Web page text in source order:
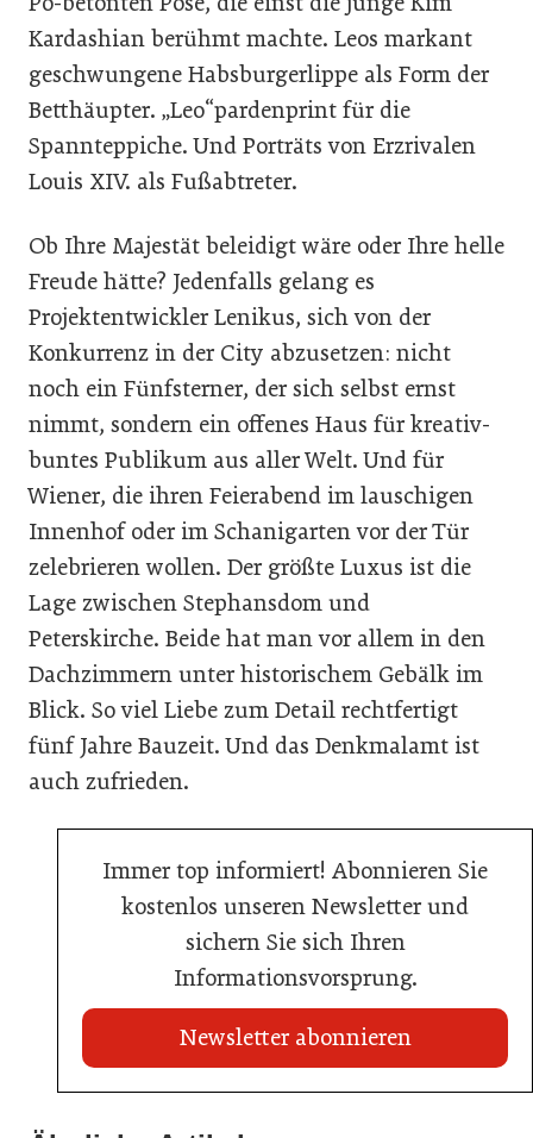
Karda­shian berühmt machte. Leos markant
geschwungene Habsburgerlippe als Form der
Betthäupter. „Leo“pardenprint für die
Spannteppiche. Und Porträts von Erzrivalen
Louis XIV. als Fußabtreter.
Ob Ihre Majestät beleidigt wäre oder Ihre helle
Freude hätte? Jedenfalls gelang es
Projektentwickler Lenikus, sich von der
Konkurrenz in der City abzusetzen: nicht
noch ein Fünfsterner, der sich selbst ernst
nimmt, sondern ein offenes Haus für kreativ-
buntes Publikum aus aller Welt. Und für
Wiener, die ihren Feierabend im lauschigen
Innenhof oder im Schanigarten vor der Tür
zelebrieren wollen. Der größte Luxus ist die
Lage zwischen Stephansdom und
Peterskirche. Beide hat man vor allem in den
Dachzimmern unter historischem Gebälk im
Blick. So viel Liebe zum Detail rechtfertigt
fünf Jahre Bauzeit. Und das Denkmalamt ist
auch zufrieden.
Immer top informiert! Abonnieren Sie
kostenlos unseren Newsletter und
sichern Sie sich Ihren
Informationsvorsprung.
Newsletter abonnieren